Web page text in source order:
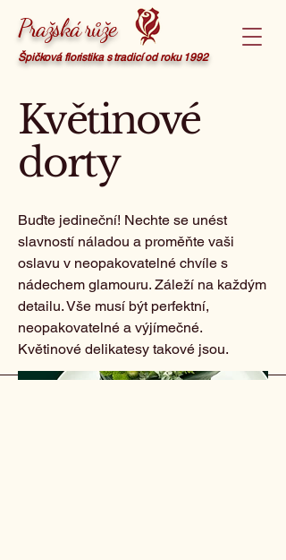
Pražská růže
Špičková floristika s tradicí od roku 1992
Květinové
dorty
Buďte jedineční! Nechte se unést
slavností náladou a proměňte vaši
oslavu v neopakovatelné chvíle s
nádechem glamouru. Záleží na každým
detailu. Vše musí být perfektní,
neopakovatelné a výjímečné.
Květinové delikatesy takové jsou.